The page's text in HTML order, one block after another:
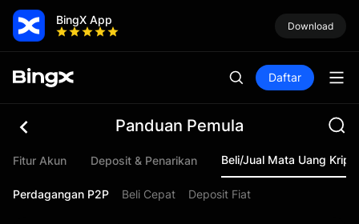
BingX App Download
Daftar
Panduan Pemula
Fitur Akun Deposit & Penarikan Beli/Jual Mata Uang
Perdagangan P2P Beli Cepat Deposit Fiat